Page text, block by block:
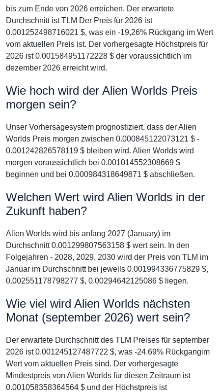
bis zum Ende von 2026 erreichen. Der erwartete
Durchschnitt ist TLM Der Preis für 2026 ist
0.001252498716021 $, was ein -19,26% Rückgang im Wert
vom aktuellen Preis ist. Der vorhergesagte Höchstpreis für
2026 ist 0.001584951172228 $ der voraussichtlich im
dezember 2026 erreicht wird.
Wie hoch wird der Alien Worlds Preis
morgen sein?
Unser Vorhersagesystem prognostiziert, dass der Alien
Worlds Preis morgen zwischen 0.000845122073121 $ -
0.001242826578119 $ bleiben wird. Alien Worlds wird
morgen voraussichtlich bei 0.001014552308669 $
beginnen und bei 0.000984318649871 $ abschließen.
Welchen Wert wird Alien Worlds in der
Zukunft haben?
Alien Worlds wird bis anfang 2027 (January) im
Durchschnitt 0.001299807563158 $ wert sein. In den
Folgejahren - 2028, 2029, 2030 wird der Preis von TLM im
Januar im Durchschnitt bei jeweils 0.001994336775829 $,
0.002551178798277 $, 0.00294642125086 $ liegen.
Wie viel wird Alien Worlds nächsten
Monat (september 2026) wert sein?
Der erwartete Durchschnitt des TLM Preises für september
2026 ist 0.001245127487722 $, was -24.69% Rückgangim
Wert vom aktuellen Preis sind. Der vorhergesagte
Mindestpreis von Alien Worlds für diesen Zeitraum ist
0.001058358364564 $ und der Höchstpreis ist